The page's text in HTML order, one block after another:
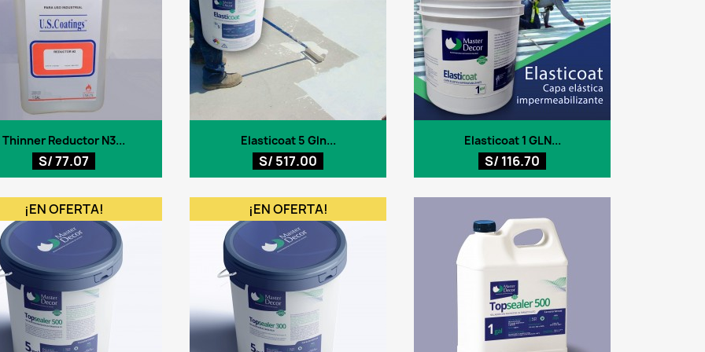
Vista rápida
Thinner Reductor N3...
S/ 77.07
Vista rápida
Elasticoat 5 Gln...
S/ 517.00
Vista rápida
Elasticoat 1 GLN...
S/ 116.70
¡EN OFERTA! ¡EN OFERTA!